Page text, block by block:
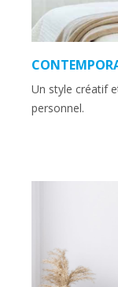
Un style créatif
personnel.